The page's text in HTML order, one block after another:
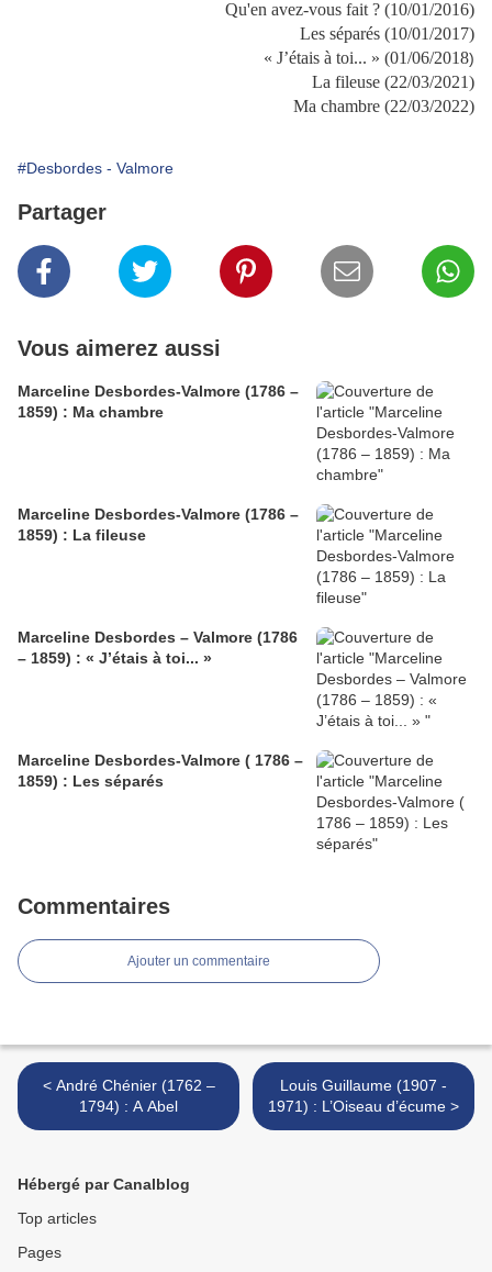
Qu'en avez-vous fait ? (10/01/2016)
Les séparés (10/01/2017)
« J’étais à toi... » (01/06/2018)
La fileuse (22/03/2021)
Ma chambre (22/03/2022)
#Desbordes - Valmore
Partager
Vous aimerez aussi
Marceline Desbordes-Valmore (1786 –
1859) : Ma chambre
Marceline Desbordes-Valmore (1786 –
1859) : La fileuse
Marceline Desbordes – Valmore (1786
– 1859) : « J’étais à toi... »
Marceline Desbordes-Valmore ( 1786 –
1859) : Les séparés
Commentaires
Ajouter un commentaire
< André Chénier (1762 –
1794) : A Abel
Louis Guillaume (1907 -
1971) : L’Oiseau d’écume >
Hébergé par Canalblog
Top articles
Pages